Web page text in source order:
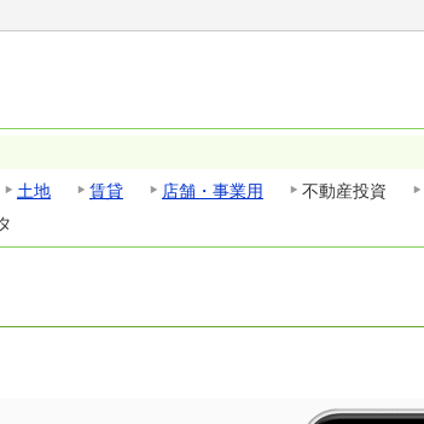
土地 賃貸 店舗・事業用 不動産投資